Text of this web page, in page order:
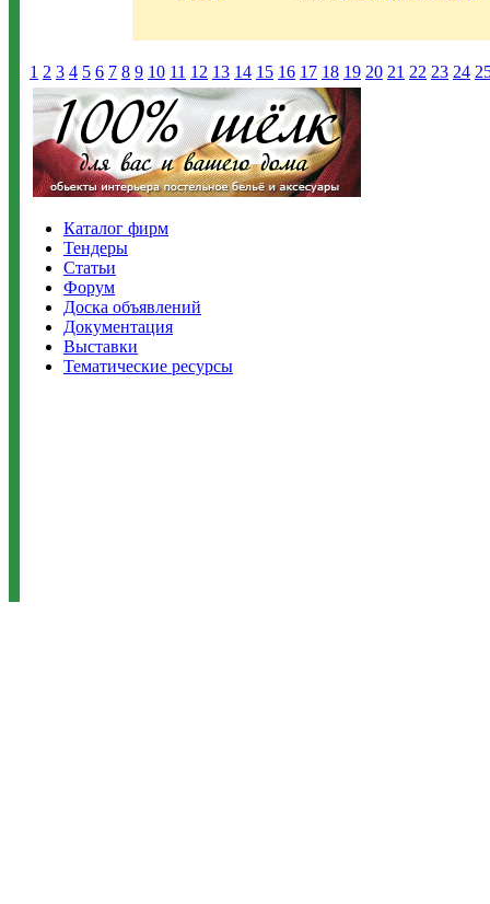
1 2 3 4 5 6 7 8 9 10 11 12 13 14 15 16 17 18 19 20 21 22 23 24
Каталог фирм
Тендеры
Статьи
Форум
Доска объявлений
Документация
Выставки
Тематические ресурсы